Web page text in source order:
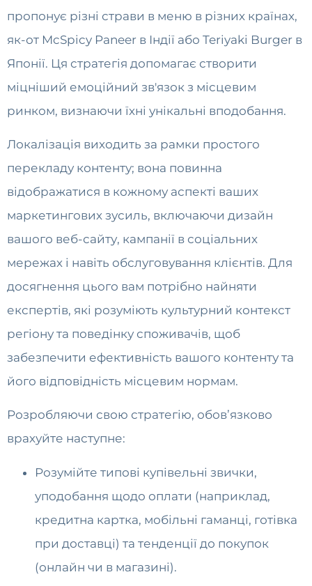
пропонує різні страви в меню в різних країнах,
як-от McSpicy Paneer в Індії або Teriyaki Burger в
Японії. Ця стратегія допомагає створити
міцніший емоційний зв'язок з місцевим
ринком, визнаючи їхні унікальні вподобання.
Локалізація виходить за рамки простого
перекладу контенту; вона повинна
відображатися в кожному аспекті ваших
маркетингових зусиль, включаючи дизайн
вашого веб-сайту, кампанії в соціальних
мережах і навіть обслуговування клієнтів. Для
досягнення цього вам потрібно найняти
експертів, які розуміють культурний контекст
регіону та поведінку споживачів, щоб
забезпечити ефективність вашого контенту та
його відповідність місцевим нормам.
Розробляючи свою стратегію, обов’язково
врахуйте наступне:
Розумійте типові купівельні звички,
уподобання щодо оплати (наприклад,
кредитна картка, мобільні гаманці, готівка
при доставці) та тенденції до покупок
(онлайн чи в магазині).